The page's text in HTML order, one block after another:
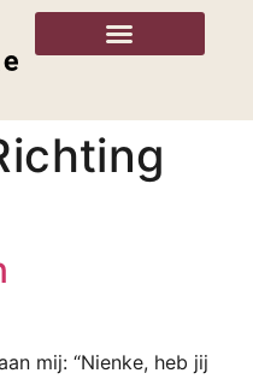
mij: “Nienke, heb jij